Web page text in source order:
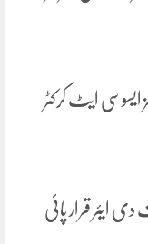
ایٹ کرکٹر
دی ایئر قرار پائی